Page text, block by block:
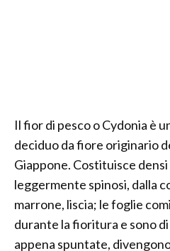
Il fior di pesco o Cydonia è
deciduo da fiore originario
Giappone. Costituisce
leggermente spinosi, dalla
marrone, liscia; le foglie
durante la fioritura e sono
appena spuntate,